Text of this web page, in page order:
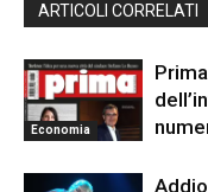
ARTICOLI CORRELATI
Economia